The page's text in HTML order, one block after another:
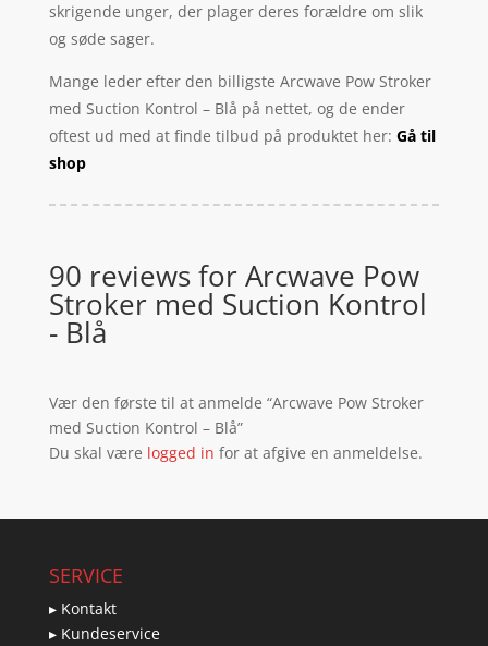
skrigende unger, der plager deres forældre om slik
og søde sager.
Mange leder efter den billigste Arcwave Pow Stroker
med Suction Kontrol – Blå på nettet, og de ender
oftest ud med at finde tilbud på produktet her: Gå til
shop
90 reviews forArcwave Pow
Stroker med Suction Kontrol
- Blå
Vær den første til at anmelde “Arcwave Pow Stroker
med Suction Kontrol – Blå”
Du skal være logged in for at afgive en anmeldelse.
SERVICE
▸ Kontakt
▸ Kundeservice